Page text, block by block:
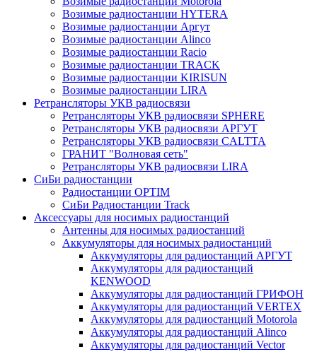
Возимые радиостанции HYTERA
Возимые радиостанции Аргут
Возимые радиостанции Alinco
Возимые радиостанции Racio
Возимые радиостанции TRACK
Возимые радиостанции KIRISUN
Возимые радиостанции LIRA
Ретрансляторы УКВ радиосвязи
Ретрансляторы УКВ радиосвязи SPHERE
Ретрансляторы УКВ радиосвязи АРГУТ
Ретрансляторы УКВ радиосвязи CALTTA
ГРАНИТ "Волновая сеть"
Ретрансляторы УКВ радиосвязи LIRA
СиБи радиостанции
Радиостанции OPTIM
СиБи Радиостанции Track
Аксессуары для носимых радиостанций
Антенны для носимых радиостанций
Аккумуляторы для носимых радиостанций
Аккумуляторы для радиостанций АРГУТ
Аккумуляторы для радиостанций
KENWOOD
Аккумуляторы для радиостанций ГРИФОН
Аккумуляторы для радиостанций VERTEX
Аккумуляторы для радиостанций Motorola
Аккумуляторы для радиостанций Alinco
Аккумуляторы для радиостанций Vector